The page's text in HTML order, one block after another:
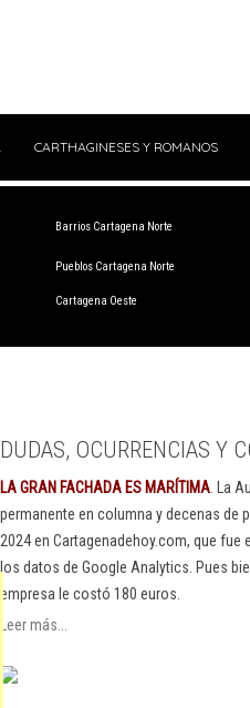
CARTHAGINESES Y ROMANOS
Barrios Cartagena Norte
Pueblos Cartagena Norte
Cartagena Oeste
DUDAS, OCURRENCIAS Y
LA GRAN FACHADA ES MARÍTIMA . La
permanente en columna y decenas
2024 en Cartagenadehoy.com, que
los datos de Google Analytics. Pues
empresa le costó 180 euros.
Leer más...